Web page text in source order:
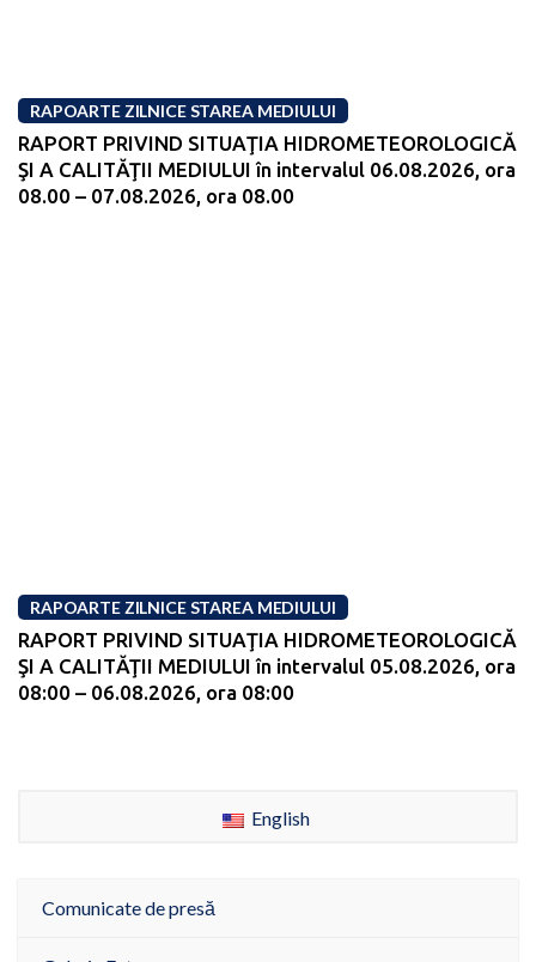
RAPOARTE ZILNICE STAREA MEDIULUI
RAPORT PRIVIND SITUAŢIA HIDROMETEOROLOGICĂ
ŞI A CALITĂŢII MEDIULUI în intervalul 06.08.2026, ora
08.00 – 07.08.2026, ora 08.00
RAPOARTE ZILNICE STAREA MEDIULUI
RAPORT PRIVIND SITUAŢIA HIDROMETEOROLOGICĂ
ŞI A CALITĂŢII MEDIULUI în intervalul 05.08.2026, ora
08:00 – 06.08.2026, ora 08:00
English
Comunicate de presă